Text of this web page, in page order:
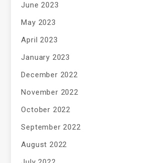
June 2023
May 2023
April 2023
January 2023
December 2022
November 2022
October 2022
September 2022
August 2022